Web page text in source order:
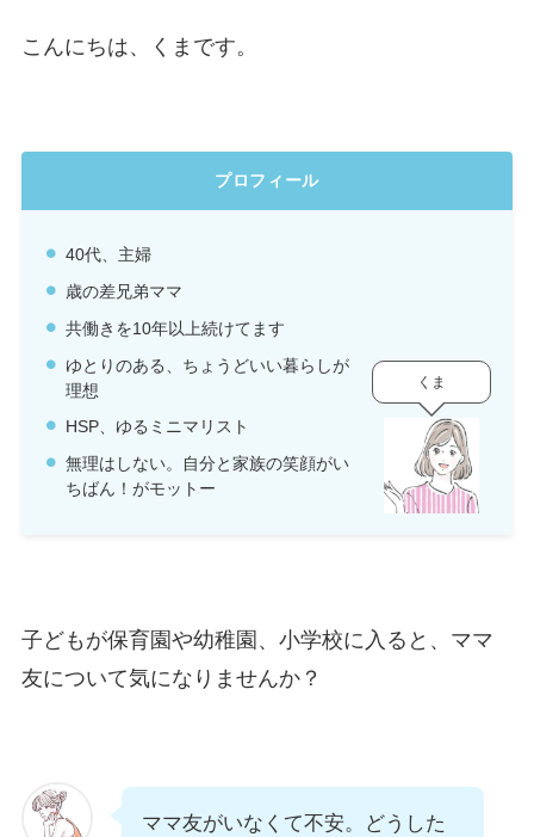
こんにちは、くまです。
プロフィール
40代、主婦
歳の差兄弟ママ
共働きを10年以上続けてます
ゆとりのある、ちょうどいい暮らしが
理想
HSP、ゆるミニマリスト
無理はしない。自分と家族の笑顔がい
ちばん！がモットー
くま
子どもが保育園や幼稚園、小学校に入ると、ママ
友について気になりませんか？
ママ友がいなくて不安。どうした